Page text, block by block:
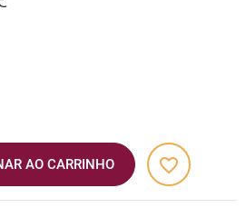
AO CARRINHO favorite_border